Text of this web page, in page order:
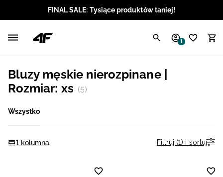
FINAL SALE: Tysiące produktów taniej!
1
Bluzy męskie nierozpinane |
Rozmiar: xs (5)
Wszystko
1 kolumna Filtruj (1) i sortuj
Angielski / USD